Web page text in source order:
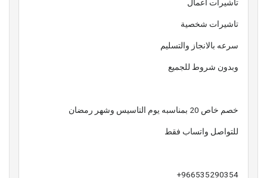
تاشيرات اعمال
تاشيرات شخصية
سرعه بالانجاز والتسليم
وبدون شروط للجميع
خصم خاص 20 بمناسبه يوم التاسيس وشهر رمضان
للتواصل واتساب فقط
966535290354+